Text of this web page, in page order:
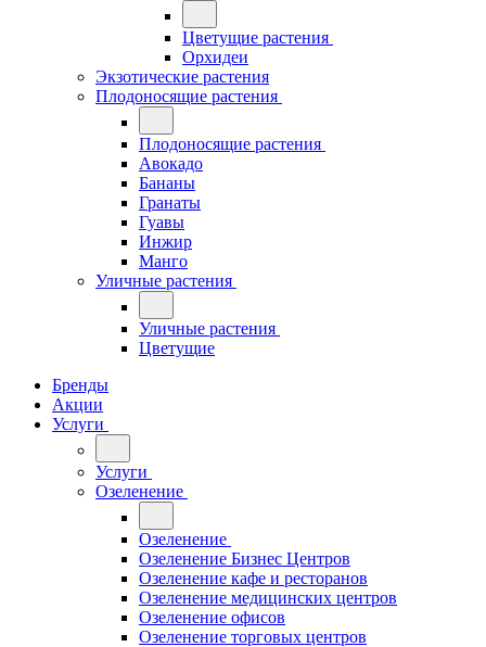
Цветущие растения
Орхидеи
Экзотические растения
Плодоносящие растения
Плодоносящие растения
Авокадо
Бананы
Гранаты
Гуавы
Инжир
Манго
Уличные растения
Уличные растения
Цветущие
Бренды
Акции
Услуги
Услуги
Озеленение
Озеленение
Озеленение Бизнес Центров
Озеленение кафе и ресторанов
Озеленение медицинских центров
Озеленение офисов
Озеленение торговых центров